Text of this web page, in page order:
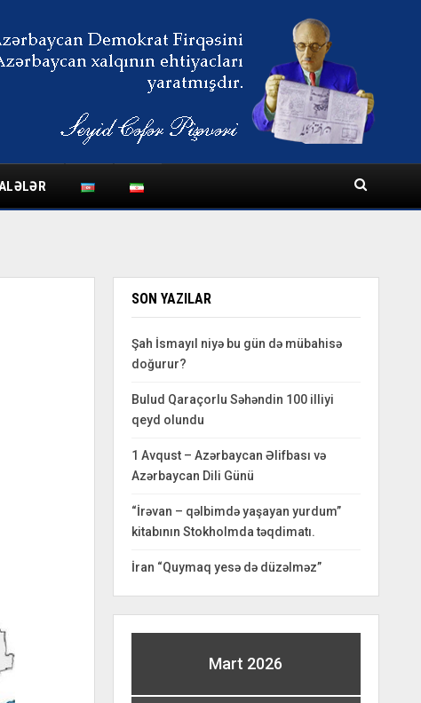
SON YAZILAR
Şah İsmayıl niyə bu gün də mübahisə
doğurur?
Bulud Qaraçorlu Səhəndin 100 illiyi
qeyd olundu
1 Avqust – Azərbaycan Əlifbası və
Azərbaycan Dili Günü
“İrəvan – qəlbimdə yaşayan yurdum”
kitabının Stokholmda təqdimatı.
İran “Quymaq yesə də düzəlməz”
Mart 2026